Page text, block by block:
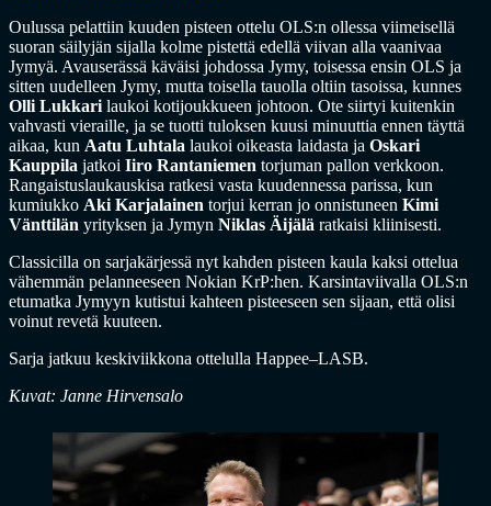
Oulussa pelattiin kuuden pisteen ottelu OLS:n ollessa viimeisellä
suoran säilyjän sijalla kolme pistettä edellä viivan alla vaanivaa
Jymyä. Avauserässä käväisi johdossa Jymy, toisessa ensin OLS ja
sitten uudelleen Jymy, mutta toisella tauolla oltiin tasoissa, kunnes
Olli Lukkari laukoi kotijoukkueen johtoon. Ote siirtyi kuitenkin
vahvasti vieraille, ja se tuotti tuloksen kuusi minuuttia ennen täyttä
aikaa, kun Aatu Luhtala laukoi oikeasta laidasta ja Oskari
Kauppila jatkoi Iiro Rantaniemen torjuman pallon verkkoon.
Rangaistuslaukauskisa ratkesi vasta kuudennessa parissa, kun
kumiukko Aki Karjalainen torjui kerran jo onnistuneen Kimi
Vänttilän yrityksen ja Jymyn Niklas Äijälä ratkaisi kliinisesti.
Classicilla on sarjakärjessä nyt kahden pisteen kaula kaksi ottelua
vähemmän pelanneeseen Nokian KrP:hen. Karsintaviivalla OLS:n
etumatka Jymyyn kutistui kahteen pisteeseen sen sijaan, että olisi
voinut revetä kuuteen.
Sarja jatkuu keskiviikkona ottelulla Happee–LASB.
Kuvat: Janne Hirvensalo